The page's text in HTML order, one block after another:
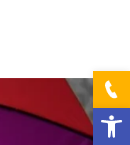
Ouvrir la